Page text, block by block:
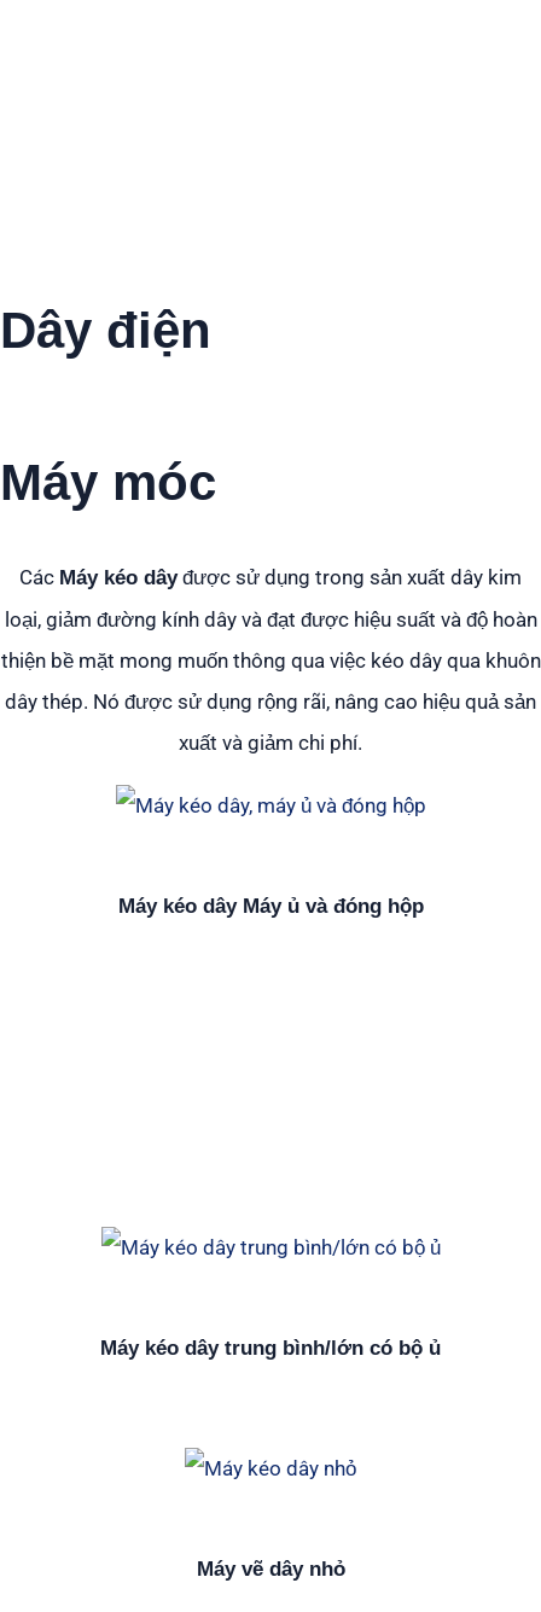
Dây điện
Máy móc
Các Máy kéo dâyđược sử dụng trong sản xuất dây kim
loại, giảm đường kính dây và đạt được hiệu suất và độ hoàn
thiện bề mặt mong muốn thông qua việc kéo dây qua khuôn
dây thép. Nó được sử dụng rộng rãi, nâng cao hiệu quả sản
xuất và giảm chi phí.
Máy kéo dây Máy ủ và đóng hộp
Máy kéo dây trung bình/lớn có bộ ủ
Máy vẽ dây nhỏ